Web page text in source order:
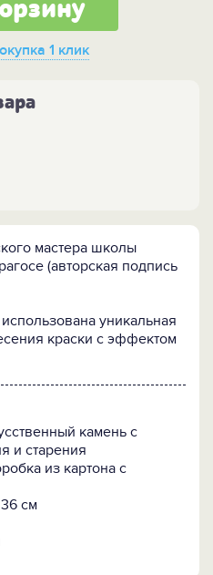
1 клик
мастера школы
(авторская подпись
уникальная
краски с эффектом
камень с
и старения
из картона с
см